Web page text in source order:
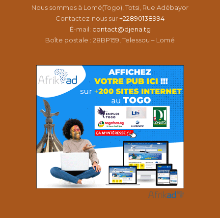
Nous sommes à Lomé(Togo), Totsi, Rue Adébayor
Contactez-nous sur+22890138994
É-mail: contact@djena.tg
Boîte postale : 28BP159, Telessou – Lomé